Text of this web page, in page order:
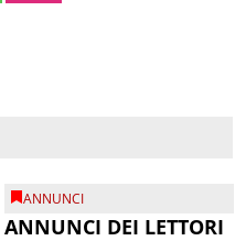
ANNUNCI
ANNUNCI DEI LETTORI